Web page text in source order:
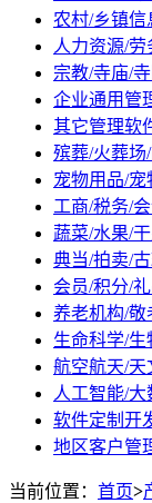
农村/乡镇信
人力资源/
宗教/寺庙/
企业通用管
其它管理软
殡葬/火葬场
宠物用品/
工商/税务/
蔬菜/水果/
典当/拍卖/
会员/积分/
养老机构/敬
生命科学/
航空航天/天
人工智能/
软件定制开
地区客户管
当前位置： 首页>